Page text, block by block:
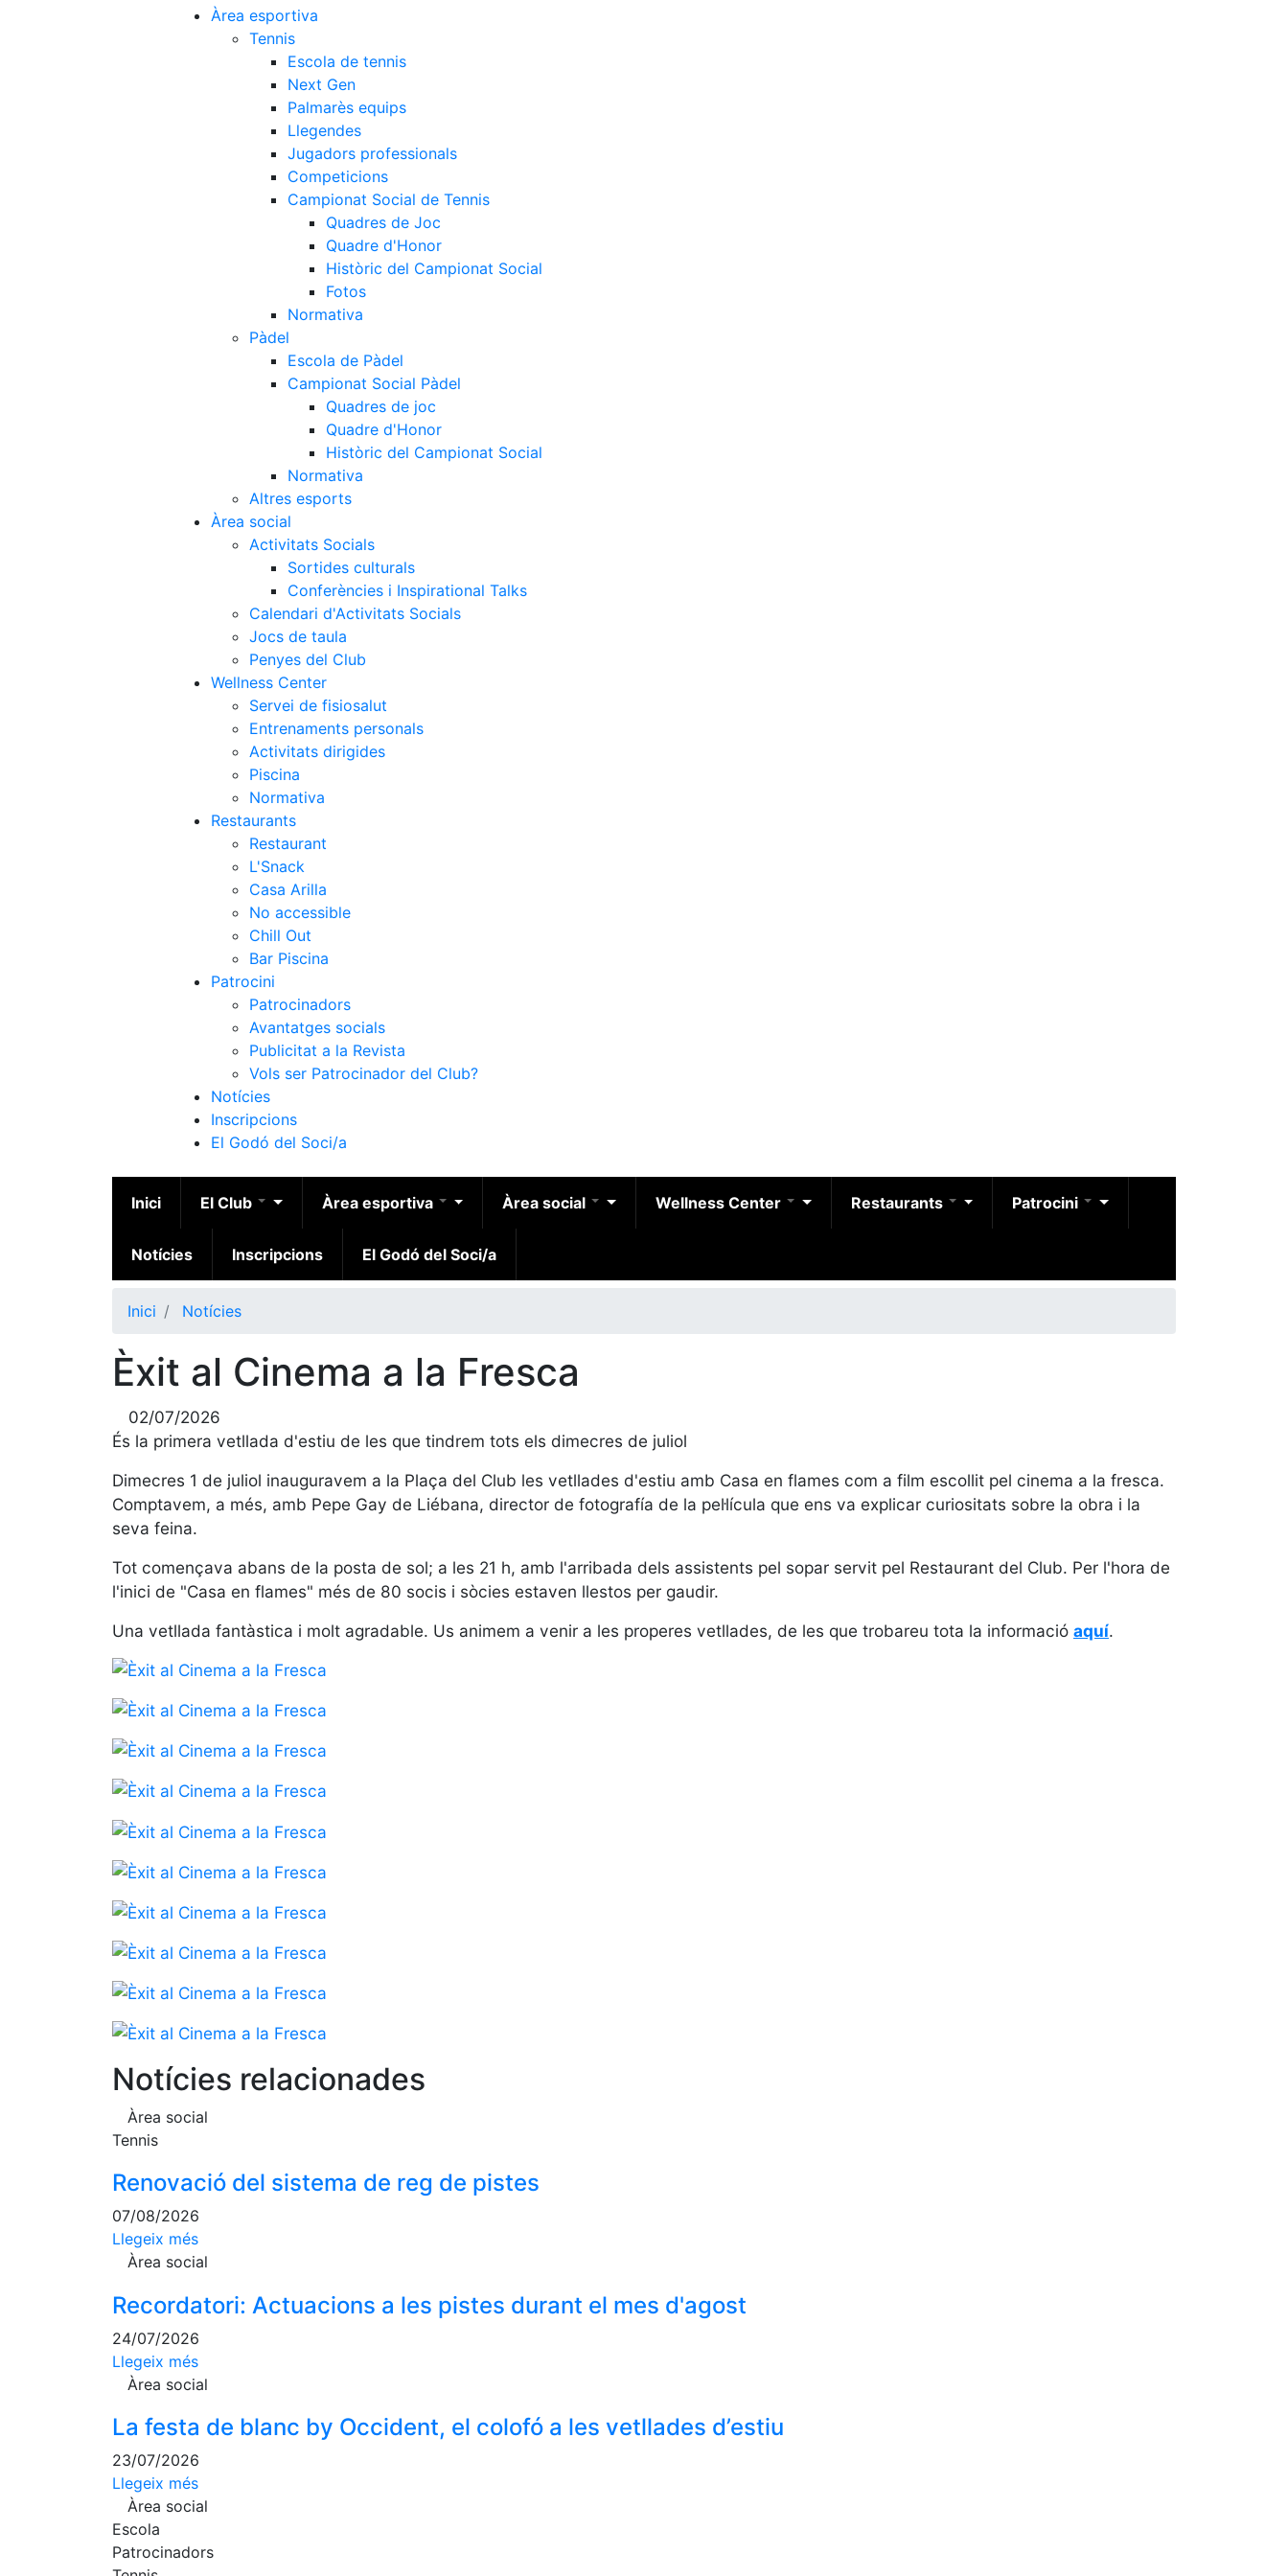
Àrea esportiva
Tennis
Escola de tennis
Next Gen
Palmarès equips
Llegendes
Jugadors professionals
Competicions
Campionat Social de Tennis
Quadres de Joc
Quadre d'Honor
Històric del Campionat Social
Fotos
Normativa
Pàdel
Escola de Pàdel
Campionat Social Pàdel
Quadres de joc
Quadre d'Honor
Històric del Campionat Social
Normativa
Altres esports
Àrea social
Activitats Socials
Sortides culturals
Conferències i Inspirational Talks
Calendari d'Activitats Socials
Jocs de taula
Penyes del Club
Wellness Center
Servei de fisiosalut
Entrenaments personals
Activitats dirigides
Piscina
Normativa
Restaurants
Restaurant
L'Snack
Casa Arilla
No accessible
Chill Out
Bar Piscina
Patrocini
Patrocinadors
Avantatges socials
Publicitat a la Revista
Vols ser Patrocinador del Club?
Notícies
Inscripcions
El Godó del Soci/a
Inici El Club Àrea esportiva Àrea social Wellness Center Restaurants Patrocini
Notícies Inscripcions El Godó del Soci/a
Inici Notícies
Èxit al Cinema a la Fresca
02/07/2026
És la primera vetllada d'estiu de les que tindrem tots els dimecres de juliol
Dimecres 1 de juliol inauguravem a la Plaça del Club les vetllades d'estiu amb Casa en flames com a film escollit pel cinema a la fresca.
Comptavem, a més, amb Pepe Gay de Liébana, director de fotografía de la pel·lícula que ens va explicar curiositats sobre la obra i la
seva feina.
Tot començava abans de la posta de sol; a les 21 h, amb l'arribada dels assistents pel sopar servit pel Restaurant del Club. Per l'hora de
l'inici de "Casa en flames" més de 80 socis i sòcies estaven llestos per gaudir.
Una vetllada fantàstica i molt agradable. Us animem a venir a les properes vetllades, de les que trobareu tota la informació aquí.
Notícies relacionades
Àrea social
Tennis
Renovació del sistema de reg de pistes
07/08/2026
Llegeix més
Àrea social
Recordatori: Actuacions a les pistes durant el mes d'agost
24/07/2026
Llegeix més
Àrea social
La festa de blanc by Occident, el colofó a les vetllades d’estiu
23/07/2026
Llegeix més
Àrea social
Escola
Patrocinadors